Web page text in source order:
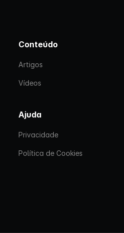
Conteúdo
Artigos
Vídeos
Ajuda
Privacidade
Política de Cookies